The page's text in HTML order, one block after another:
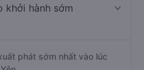
khởi hành sớm
phát sớm nhất vào lúc